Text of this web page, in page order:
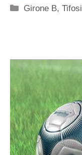
Categorie
Girone B,Tifosi